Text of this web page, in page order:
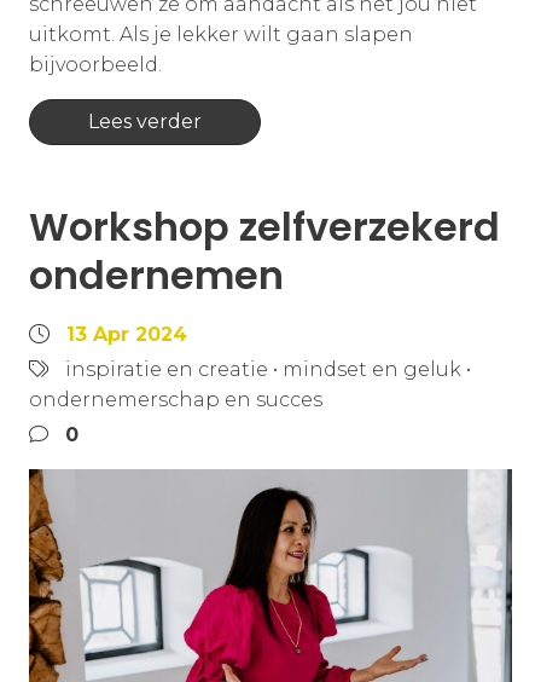
schreeuwen ze om aandacht als het jou niet
uitkomt. Als je lekker wilt gaan slapen
bijvoorbeeld.
Lees verder
Workshop zelfverzekerd
ondernemen
13 Apr 2024
inspiratie en creatie • mindset en geluk •
ondernemerschap en succes
0